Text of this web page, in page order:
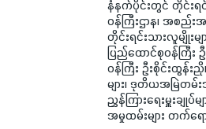
နံနက်ပိုင်းတွင် တိုင်းရင်
ဝန်ကြီးဌာန၊ အစည်း
တိုင်းရင်းသားလူမျိုးမျ
ပြည်ထောင်စုဝန်ကြီး
ဝန်ကြီး ဦးစိုင်းထွန်းညို
များ၊ ဒုတိယအမြဲတ
ညွှန်ကြားရေးမှူးချုပ်မ
အမှုထမ်းများ တက်ရ